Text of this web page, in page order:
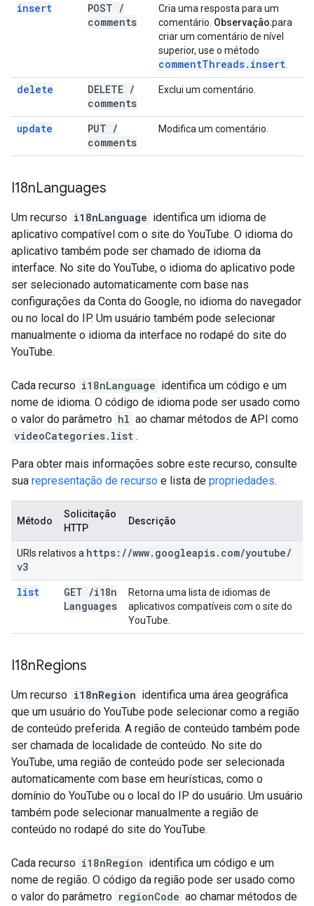
insert POST /
comments
Cria uma resposta para um
comentário. Observação:para
criar um comentário de nível
superior, use o método
commentThreads. insert
delete DELETE /
comments
Exclui um comentário.
update PUT /
comments
Modifica um comentário.
I18nLanguages
Um recurso i18nLanguage identifica um idioma de
aplicativo compatível com o site do YouTube. O idioma do
aplicativo também pode ser chamado de idioma da
interface. No site do YouTube, o idioma do aplicativo pode
ser selecionado automaticamente com base nas
configurações da Conta do Google, no idioma do navegador
ou no local do IP. Um usuário também pode selecionar
manualmente o idioma da interface no rodapé do site do
YouTube.
Cada recurso i18nLanguage identifica um código e um
nome de idioma. O código de idioma pode ser usado como
o valor do parâmetro hl ao chamar métodos de API como
videoCategories.list .
Para obter mais informações sobre este recurso, consulte
sua representação de recurso e lista de propriedades.
Método
Solicitação
HTTP
Descrição
URIs relativos a https: //www. googleapis. com/youtube/
v3
list
GET /i18n
Languages
Retorna uma lista de idiomas de
aplicativos compatíveis com o site do
YouTube.
I18nRegions
Um recurso i18nRegion identifica uma área geográfica
que um usuário do YouTube pode selecionar como a região
de conteúdo preferida. A região de conteúdo também pode
ser chamada de localidade de conteúdo. No site do
YouTube, uma região de conteúdo pode ser selecionada
automaticamente com base em heurísticas, como o
domínio do YouTube ou o local do IP do usuário. Um usuário
também pode selecionar manualmente a região de
conteúdo no rodapé do site do YouTube.
Cada recurso i18nRegion identifica um código e um
nome de região. O código da região pode ser usado como
o valor do parâmetro regionCode ao chamar métodos de